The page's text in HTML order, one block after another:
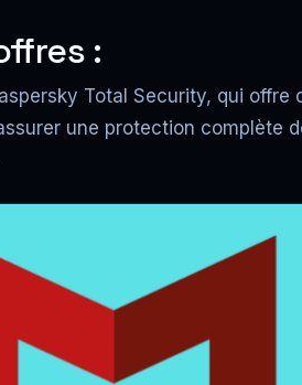
:
Total Security, qui
une protection complète